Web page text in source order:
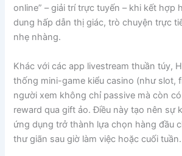
online” – giải trí trực tuyến – khi kết hợp
dung hấp dẫn thị giác, trò chuyện trực
nhẹ nhàng.
Khác với các app livestream thuần túy,
thống mini-game kiểu casino (như slot,
người xem không chỉ passive mà còn
reward qua gift ảo. Điều này tạo nên sự
ứng dụng trở thành lựa chọn hàng đầu
thư giãn sau giờ làm việc hoặc cuối tuần.